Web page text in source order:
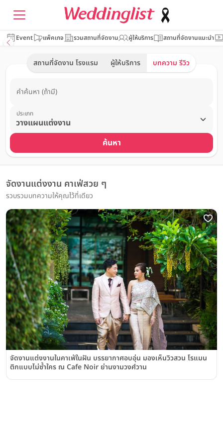
Event แพ็คเกจ รวมสถานที่จัดงาน ผู้ให้บริการ สถานที่จัดงานแนะนำ
สถานที่จัดงาน โรงแรม ผู้ให้บริการ บทความ รีวิว
คำค้นหา (ถ้ามี)
ประเภท
ค้นหา
จัดงานแต่งงาน คาเฟ่สวย ๆ
รวบรวมบทความให้คุณไว้ที่เดียว
จัดงานแต่งงานในคาเฟ่ในฝัน บรรยากาศอบอุ่น มองเห็นวิวสวน โรแมน
ติกแบบไม่ซ้ำใคร ณ Cafe Noir ย่านงามวงศ์วาน